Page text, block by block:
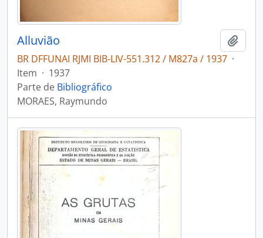
Alluvião
BR DFFUNAI RJMI BIB-LIV-551.312 / M827a / 1937 ·
Item · 1937
Parte de Bibliográfico
MORAES, Raymundo